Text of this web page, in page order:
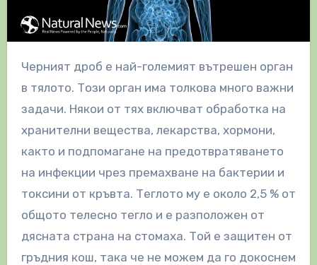
Черният дроб е най-големият вътрешен орган
в тялото. Този орган има толкова много важни
задачи. Някои от тях включват обработка на
хранителни вещества, лекарства, хормони,
както и подпомагане на предотвратяването
на инфекции чрез премахване на бактерии и
токсини от кръвта. Теглото му е около 2,5 % от
общото телесно тегло и е разположен от
дясната страна на стомаха. Той е защитен от
гръдния кош, така че не можем да го докоснем